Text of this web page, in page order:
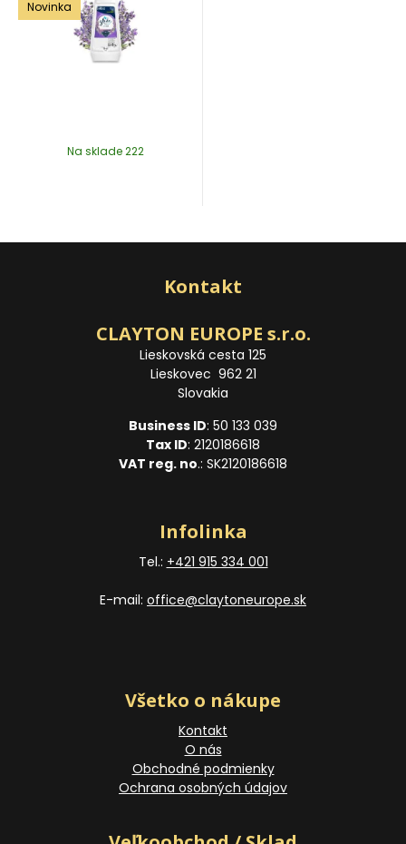
Novinka
Na sklade 222
Kontakt
CLAYTON EUROPE s.r.o.
Lieskovská cesta 125
Lieskovec 962 21
Slovakia
Business ID: 50 133 039
Tax ID: 2120186618
VAT reg. no.: SK2120186618
Infolinka
Tel.: +421 915 334 001
E-mail: office@claytoneurope.sk
Všetko o nákupe
Kontakt
O nás
Obchodné podmienky
Ochrana osobných údajov